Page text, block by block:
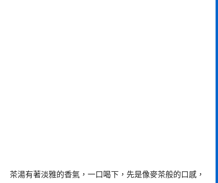
茶湯有著淡雅的香氣，一口喝下，先是像麥茶般的口感，